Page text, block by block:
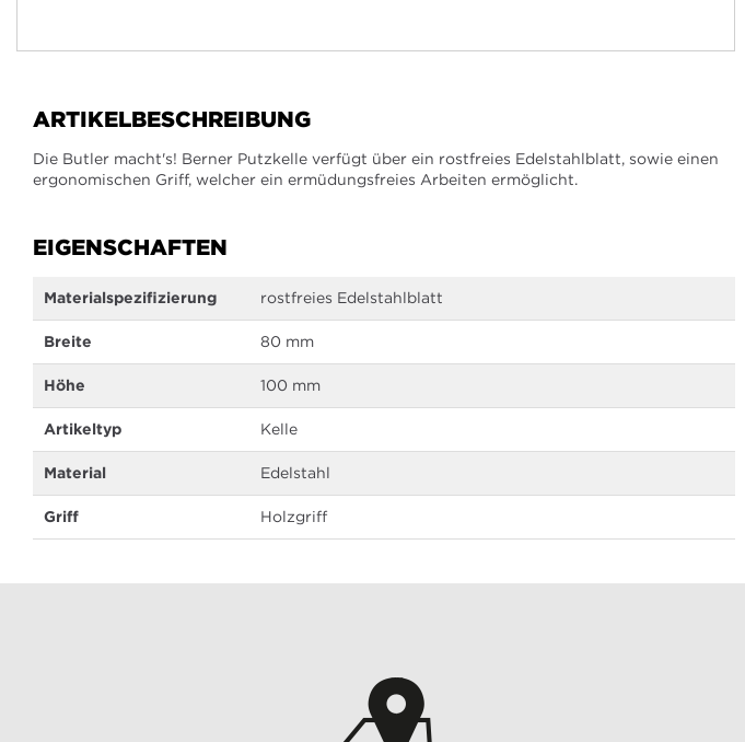
Bildergalerie
ARTIKELBESCHREIBUNG
Die Butler macht's! Berner Putzkelle verfügt über ein rostfreies Edelstahlblatt, sowie einen
ergonomischen Griff, welcher ein ermüdungsfreies Arbeiten ermöglicht.
EIGENSCHAFTEN
Informationen
Materialspezifizierung rostfreies Edelstahlblatt
Breite 80 mm
Höhe 100 mm
Artikeltyp Kelle
Material Edelstahl
Griff Holzgriff